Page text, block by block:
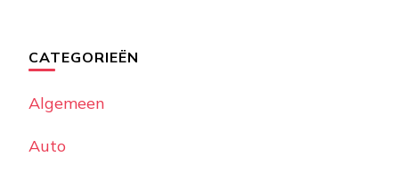
CATEGORIEËN
Algemeen
Auto